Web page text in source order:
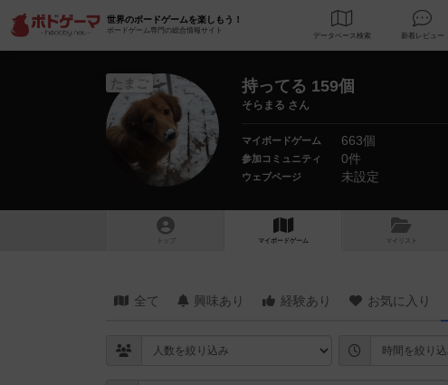
世界のボードゲームを楽しもう！
ボードゲーム専門の総合情報サイト
データベース 検索
たまご 持ってる 159個
そらまる さん
マイボードゲーム 663個
参加コミュニティ 0件
ウェブページ 未設定
トップ マイボードゲーム マイリスト
全て 興味あり 経験あり お気に入り